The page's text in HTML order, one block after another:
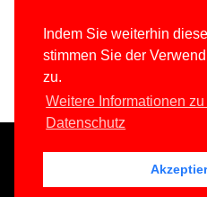
Indem Sie weiterhin
stimmen Sie der
zu.
Weitere Informationen
Datenschutz
Volltextsuche
FAQs
© 1996-2026www.IT-
TAG